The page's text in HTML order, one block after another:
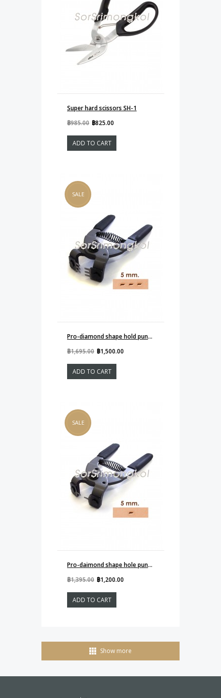
Super hard scissors SH-1
฿985.00 ฿825.00
ADD TO CART
SALE
Pro-diamond shape hold punch 5mm 3-prong
฿1,695.00 ฿1,500.00
ADD TO CART
SALE
Pro-daimond shape hole punch 5mm single
฿1,395.00 ฿1,200.00
ADD TO CART
Show more